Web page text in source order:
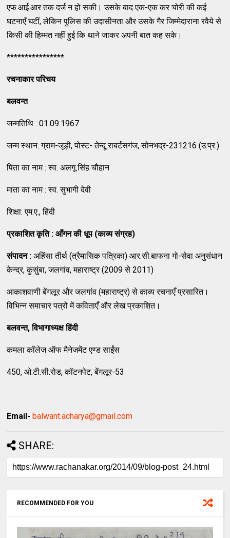
एफ.आई.आर तक दर्ज न हो सकी। उसके बाद एक-एक कर चोरी की कई
घटनाएँ घटीं, लेकिन पुलिस की उदासीनता और उसके गैर जिम्मेदाराना रवैये से
किसी की हिम्मत नहीं हुई कि थाने जाकर अपनी बात कह सके।
****************
रचनाकारपरिचय
बलवन्त
जन्मतिथि : 01.09.1967
जन्म स्थान: ग्राम-जूड़ी, पोस्ट- तेन्दू राबर्टसगंज, सोनभद्र-231216 (उ.प्र.)
पिता का नाम : स्व. अलगू सिंह चौहान
माता का नाम : स्व. सुभागी देवी
शिक्षा: एम.ए., हिंदी
प्रकाशित कृति :आँगन की धूप(काव्य संग्रह)
संपादन : अहिंसा तीर्थ (त्रैमासिक पत्रिका) आर.सी.बाफना गो-सेवा अनुसंधान
केन्द्र, कुसुंबा, जलगांव, महाराष्ट्र (2009 से 2011)
आकाशवाणी बेंगलूर और जलगांव (महाराष्ट्र) से काव्य रचनाएँ प्रसारित।
विभिन्न समाचार पत्रों में कविताएँ और लेख प्रकाशित।
बलवन्त,विभागाध्यक्ष हिंदी
कमला कॉलेज ऑफ मैनेजमेंट एण्ड साईंस
450, ओ.टी.सी.रोड, कॉटनपेट, बेंगलूर-53
Email- balwant.acharya@gmail.com
SHARE:
RECOMMENDED FOR YOU